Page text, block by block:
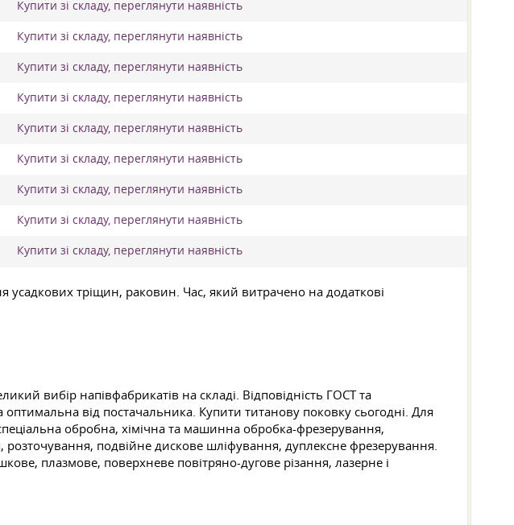
Купити зі складу, переглянути наявність
Купити зі складу, переглянути наявність
Купити зі складу, переглянути наявність
Купити зі складу, переглянути наявність
Купити зі складу, переглянути наявність
Купити зі складу, переглянути наявність
Купити зі складу, переглянути наявність
Купити зі складу, переглянути наявність
Купити зі складу, переглянути наявність
тріщин, раковин. Час, який витрачено на додаткові
вибір напівфабрикатів на складі. Відповідність ГОСТ та
від постачальника. Купити титанову поковку сьогодні. Для
обробна, хімічна та машинна обробка-фрезерування,
подвійне дискове шліфування, дуплексне фрезерування.
плазмове, поверхневе повітряно-дугове різання, лазерне і